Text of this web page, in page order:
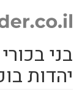
בני
יהדות